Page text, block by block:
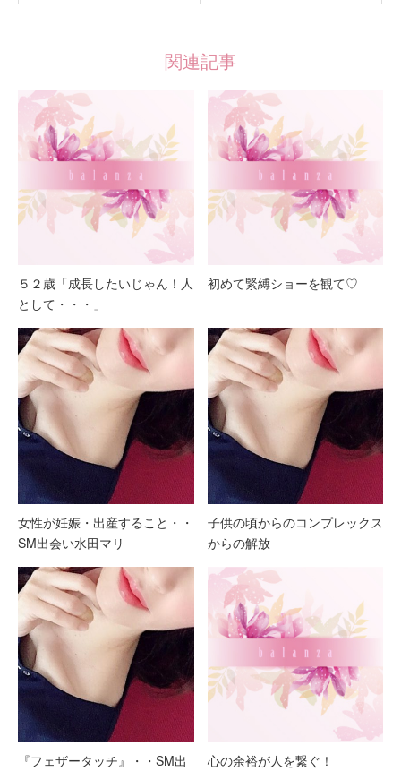
関連記事
５２歳「成長したいじゃん！人
として・・・」
初めて緊縛ショーを観て♡
女性が妊娠・出産すること・・
SM出会い水田マリ
子供の頃からのコンプレックス
からの解放
『フェザータッチ』・・SM出
心の余裕が人を繋ぐ！